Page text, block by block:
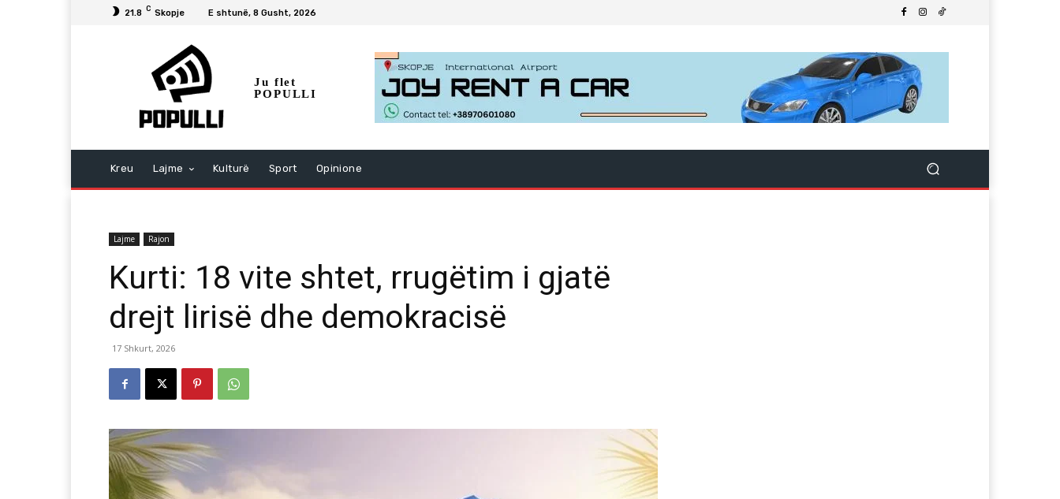
21.8 C Skopje E shtunë, 8 Gusht, 2026
Ju flet
POPULLI
Kreu Lajme Kulturë Sport Opinione
Lajme Rajon
Kurti: 18 vite shtet, rrugëtim i gjatë
drejt lirisë dhe demokracisë
17 Shkurt, 2026